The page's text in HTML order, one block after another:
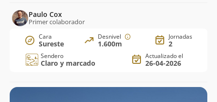
Paulo Cox
Primer colaborador
Cara
Sureste
Desnivel
1.600m
Jornadas
2
Sendero
Claro y marcado
Actualizado el
26-04-2026